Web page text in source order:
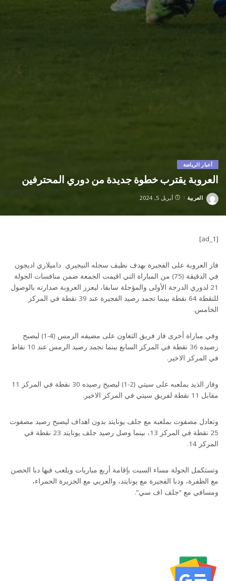
أخبار الرياضة
العروبة يقترب خطوة جديدة من دوري المحترفين
Posted
العربية أبريل 5, 2024
[ad_1]
فاز العروبة على الفجيرة بهدف نظيف سجله النيجيري داميلاري اديجون
في الدقيقة (75) من المباراة التي اقيمت الجمعة ضمن منافسات الجولة
21 لدوري الدرجة الأولى والمؤجلة سابقا، ليعزز العروبة صدارته بالوصول
للنقطة 64 نقطة بينما تجمد رصيد الفجيرة عند 39 نقطة في المركز
الخامس.
وفي مباراة أخرى فاز فريق التعاون على مضيفه الرمس (4-1) ليصبح
رصيده 36 نقطة في المركز السابع بينما تجمد رصيد الرمس عند 10 نقاط
في المركز الاخير.
وفاز الذيد بملعبه على سيتي (2-1) ليصبح رصيده 30 نقطة في المركز 11
مقابل 11 نقطة لفريق سيتي في المركز الاخير.
وتعادل مصفوت بملعبه مع جلف يونايتد بدون اهداف ليصبح رصيد مصفوت
25 نقطة في المركز 13، بينما وصل رصيد جلف يونايتد 23 نقطة في
المركز 14.
وتستكمل الجولة مساء السبت بإقامة أربع مباريات ويلعب فيها دبا الحصن
مع الظفرة، ودبا الفجيرة مع يونايتد، والعربي مع الجزيرة الحمراء،
ومسافي مع “جلف اف سي”.